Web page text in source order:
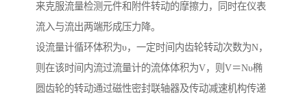
来克服流量检测元件和附件转动的摩擦力，同时在仪表
流入与流出两端形成压力降。
设流量计循环体积为υ，一定时间内齿轮转动次数为N，
则在该时间内流过流量计的流体体积为V，则V＝Nυ椭
圆齿轮的转动通过磁性密封联轴器及传动减速机构传递